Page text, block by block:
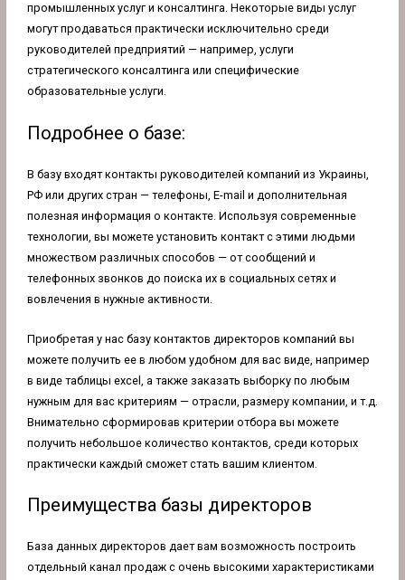
промышленных услуг и консалтинга. Некоторые виды услуг
могут продаваться практически исключительно среди
руководителей предприятий — например, услуги
стратегического консалтинга или специфические
образовательные услуги.
Подробнее о базе:
В базу входят контакты руководителей компаний из Украины,
РФ или других стран — телефоны, E-mail и дополнительная
полезная информация о контакте. Используя современные
технологии, вы можете установить контакт с этими людьми
множеством различных способов — от сообщений и
телефонных звонков до поиска их в социальных сетях и
вовлечения в нужные активности.
Приобретая у нас базу контактов директоров компаний вы
можете получить ее в любом удобном для вас виде, например
в виде таблицы excel, а также заказать выборку по любым
нужным для вас критериям — отрасли, размеру компании, и т.д.
Внимательно сформировав критерии отбора вы можете
получить небольшое количество контактов, среди которых
практически каждый сможет стать вашим клиентом.
Преимущества базы директоров
База данных директоров дает вам возможность построить
отдельный канал продаж с очень высокими характеристиками